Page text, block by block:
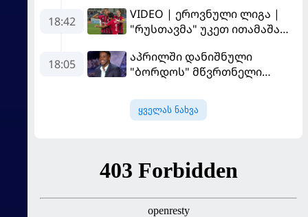
18:42
VIDEO | ეროვნული ლიგა |
"რუსთავმა" უკეთ ითამაშა
მოიგო, "ტორპედომ" გვიან
გაიღვიძა...
18:05
აპრილში დანიშნული
"ბორდოს" მწვრთნელი
ყველას ნახვა